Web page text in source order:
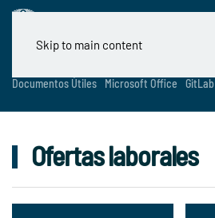
Skip to main content
Documentos Útiles Microsoft Office GitLab
Ofertas laborales